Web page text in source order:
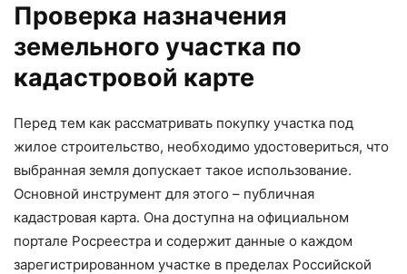
Проверка назначения
земельного участка по
кадастровой карте
Перед тем как рассматривать покупку участка под
жилое строительство, необходимо удостовериться, что
выбранная земля допускает такое использование.
Основной инструмент для этого – публичная
кадастровая карта. Она доступна на официальном
портале Росреестра и содержит данные о каждом
зарегистрированном участке в пределах Российской